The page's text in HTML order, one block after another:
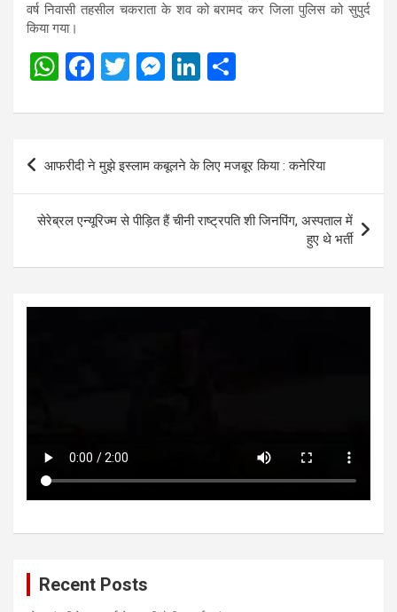
वर्ष निवासी तहसील चकराता के शव को बरामद कर जिला पुलिस को सुपुर्द
किया गया।
W
at
s
A
p
p
F
ce
o
o
k
T
tt
M
se
g
er
Li
ke
dI
n
ar
Post
navigation
आफरीदी ने मुझे इस्लाम कबूलने के लिए मजबूर किया : कनेरिया
सेरेब्रल एन्यूरिज्म से पीड़ित हैं चीनी राष्ट्रपति शी जिनपिंग, अस्पताल में
हुए थे भर्ती
Recent Posts